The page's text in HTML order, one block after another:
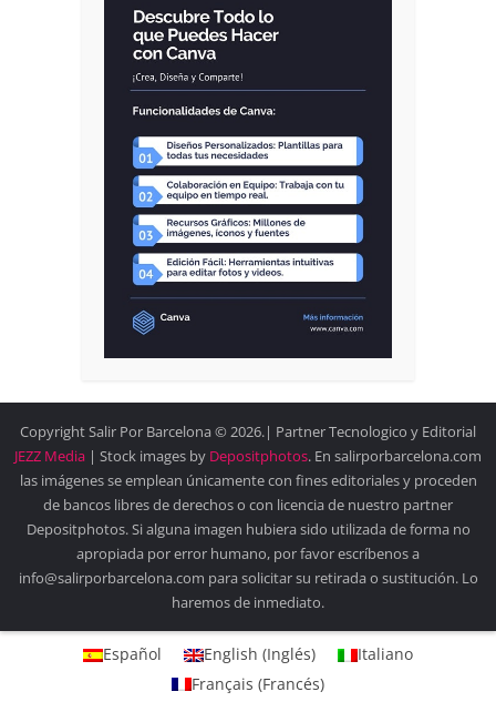
Copyright Salir Por Barcelona © 2026.| Partner Tecnologico y Editorial
JEZZ Media | Stock images by Depositphotos. En salirporbarcelona.com
las imágenes se emplean únicamente con fines editoriales y proceden
de bancos libres de derechos o con licencia de nuestro partner
Depositphotos. Si alguna imagen hubiera sido utilizada de forma no
apropiada por error humano, por favor escríbenos a
info@salirporbarcelona.com para solicitar su retirada o sustitución. Lo
haremos de inmediato.
Español English (Inglés)
Italiano
Français (Francés)